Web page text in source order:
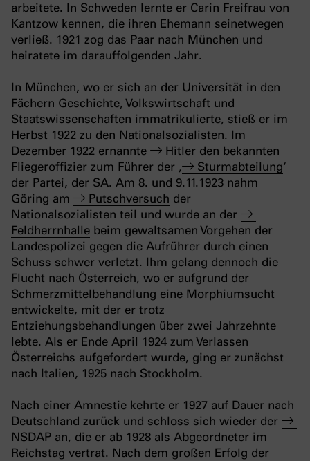
arbeitete. In Schweden lernte er Carin Freifrau von
Kantzow kennen, die ihren Ehemann seinetwegen
verließ. 1921 zog das Paar nach München und
heiratete im darauffolgenden Jahr.
In München, wo er sich an der Universität in den
Fächern Geschichte, Volkswirtschaft und
Staatswissenschaften immatrikulierte, stieß er im
Herbst 1922 zu den Nationalsozialisten. Im
Dezember 1922 ernannte
Hitler den bekannten
Fliegeroffizier zum Führer der ‚
Sturmabteilung‘
der Partei, der SA. Am 8. und 9.11.1923 nahm
Göring am
Putschversuch der
Nationalsozialisten teil und wurde an der
Feldherrnhalle beim gewaltsamen Vorgehen der
Landespolizei gegen die Aufrührer durch einen
Schuss schwer verletzt. Ihm gelang dennoch die
Flucht nach Österreich, wo er aufgrund der
Schmerzmittelbehandlung eine Morphiumsucht
entwickelte, mit der er trotz
Entziehungsbehandlungen über zwei Jahrzehnte
lebte. Als er Ende April 1924 zum Verlassen
Österreichs aufgefordert wurde, ging er zunächst
nach Italien, 1925 nach Stockholm.
Nach einer Amnestie kehrte er 1927 auf Dauer nach
Deutschland zurück und schloss sich wieder der
NSDAP an, die er ab 1928 als Abgeordneter im
Reichstag vertrat. Nach dem großen Erfolg der